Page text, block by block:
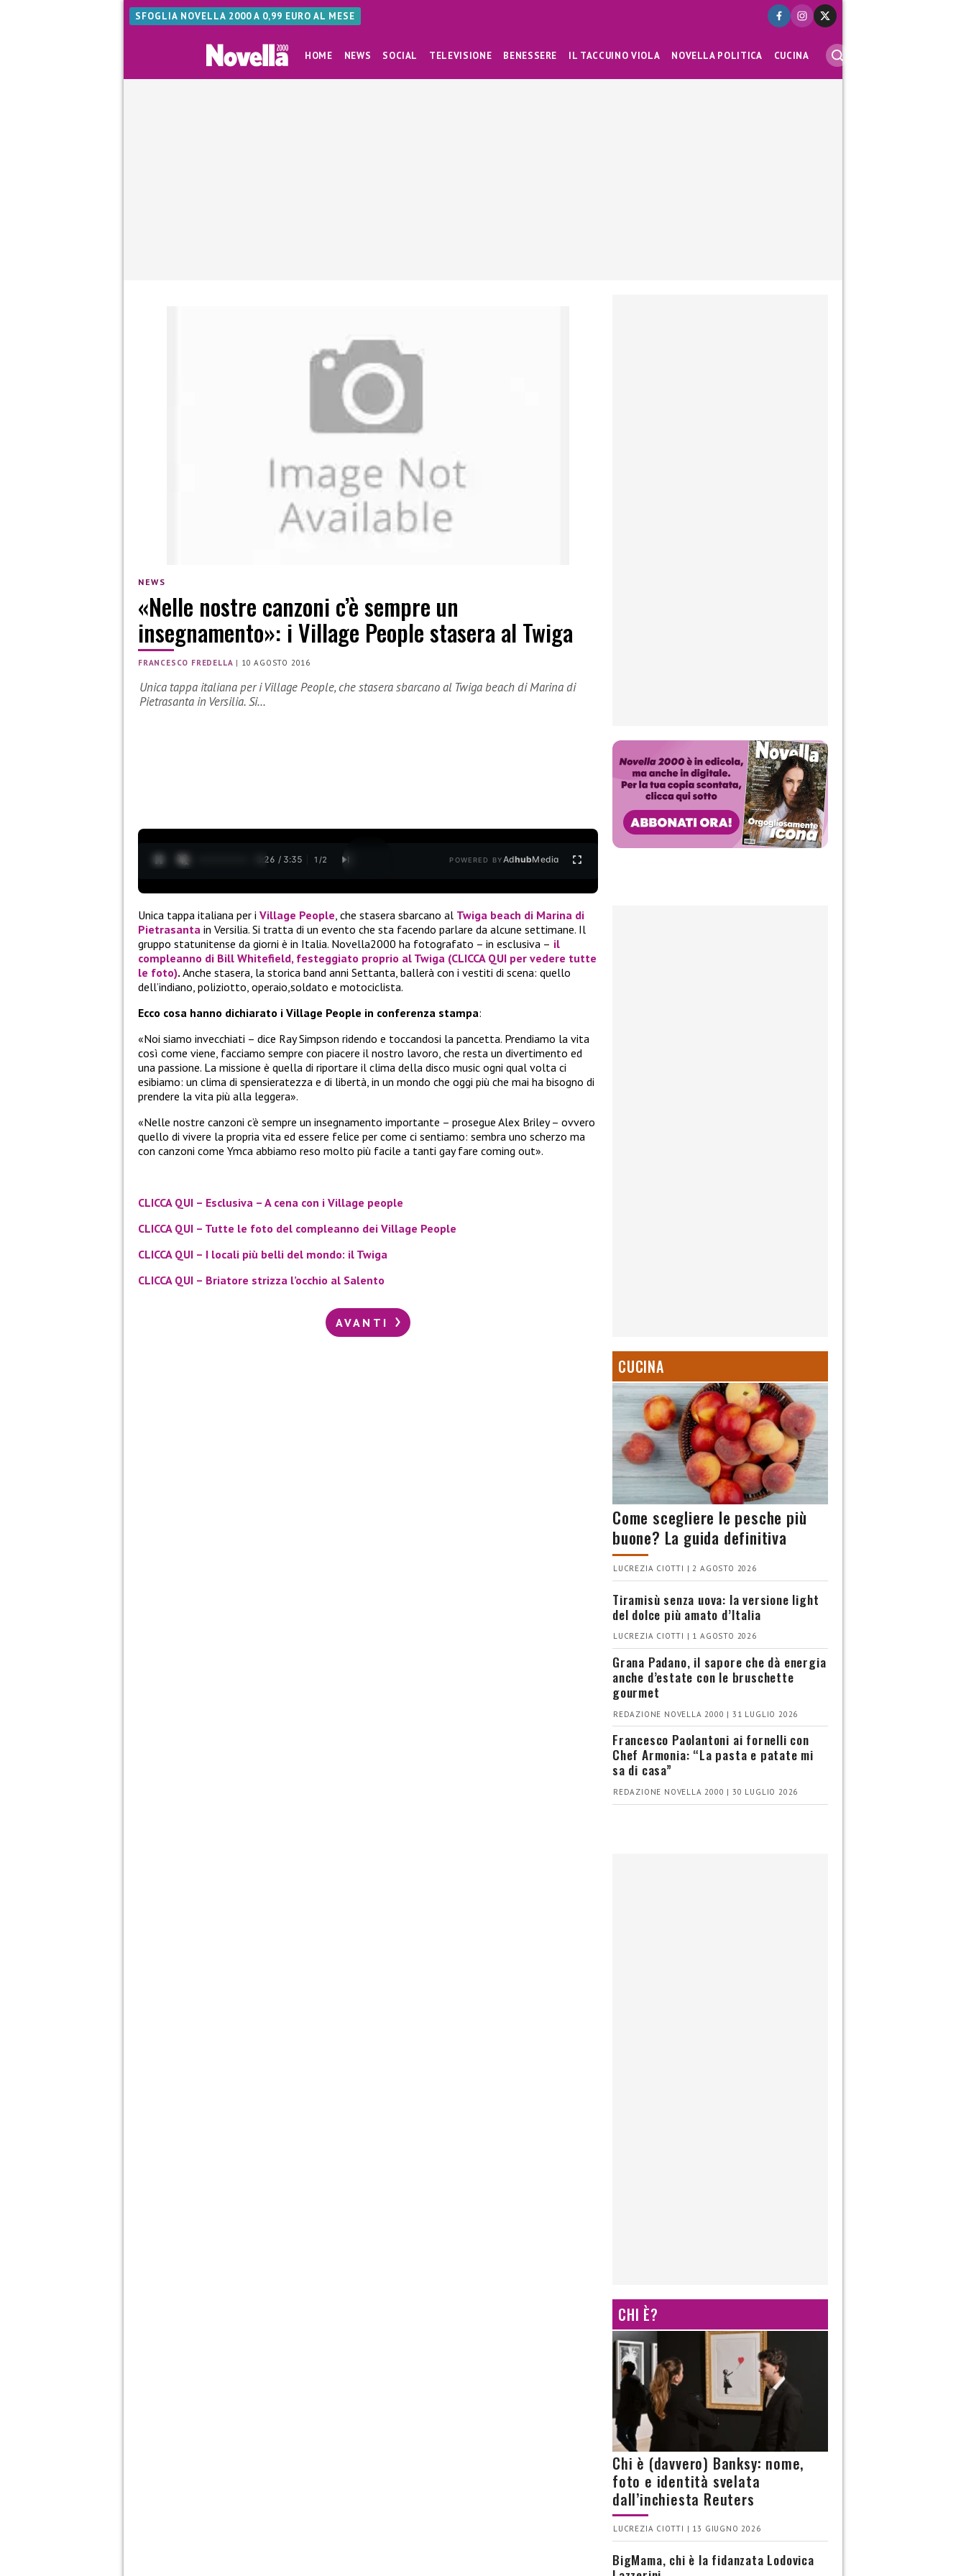
SFOGLIA NOVELLA 2000 A 0,99 EURO AL MESE
HOME NEWS SOCIAL TELEVISIONE BENESSERE IL TACCUINO VIOLA NOVELLA POLITICA CUCINA
NEWS
«Nelle nostre canzoni c’è sempre un
insegnamento»: i Village People stasera al Twiga
FRANCESCO FREDELLA | 10 AGOSTO 2016
Unica tappa italiana per i Village People, che stasera sbarcano al Twiga beach di Marina di
Pietrasanta in Versilia. Si…
0:27 / 3:35 1 /2 POWERED BYAdhubMedia
Unica tappa italiana per i Village People , che stasera sbarcano al Twiga beach di Marina di
Pietrasanta in Versilia. Si tratta di un evento che sta facendo parlare da alcune settimane. Il
gruppo statunitense da giorni è in Italia. Novella2000 ha fotografato – in esclusiva – il
compleanno di Bill Whitefield, festeggiato proprio al Twiga (CLICCA QUI per vedere tutte
le foto). Anche stasera, la storica band anni Settanta, ballerà con i vestiti di scena: quello
dell’indiano, poliziotto, operaio,soldato e motociclista.
Ecco cosa hanno dichiarato i Village People in conferenza stampa:
«Noi siamo invecchiati – dice Ray Simpson ridendo e toccandosi la pancetta. Prendiamo la vita
così come viene, facciamo sempre con piacere il nostro lavoro, che resta un divertimento ed
una passione. La missione è quella di riportare il clima della disco music ogni qual volta ci
esibiamo: un clima di spensieratezza e di libertà, in un mondo che oggi più che mai ha bisogno di
prendere la vita più alla leggera».
«Nelle nostre canzoni c’è sempre un insegnamento importante – prosegue Alex Briley – ovvero
quello di vivere la propria vita ed essere felice per come ci sentiamo: sembra uno scherzo ma
con canzoni come Ymca abbiamo reso molto più facile a tanti gay fare coming out».
CLICCA QUI – Esclusiva – A cena con i Village people
CLICCA QUI – Tutte le foto del compleanno dei Village People
CLICCA QUI – I locali più belli del mondo: il Twiga
CLICCA QUI – Briatore strizza l’occhio al Salento
AVANTI
CUCINA
Come scegliere le pesche più
buone? La guida definitiva
LUCREZIA CIOTTI | 2 AGOSTO 2026
Tiramisù senza uova: la versione light
del dolce più amato d’Italia
LUCREZIA CIOTTI | 1 AGOSTO 2026
Grana Padano, il sapore che dà energia
anche d’estate con le bruschette
gourmet
REDAZIONE NOVELLA 2000 | 31 LUGLIO 2026
Francesco Paolantoni ai fornelli con
Chef Armonia: “La pasta e patate mi
sa di casa”
REDAZIONE NOVELLA 2000 | 30 LUGLIO 2026
CHI È?
Chi è (davvero) Banksy: nome,
foto e identità svelata
dall’inchiesta Reuters
LUCREZIA CIOTTI | 13 GIUGNO 2026
BigMama, chi è la fidanzata Lodovica